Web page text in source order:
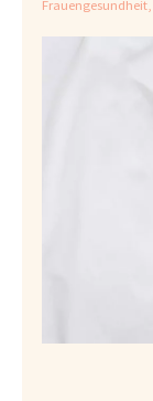
Frauengesundheit,